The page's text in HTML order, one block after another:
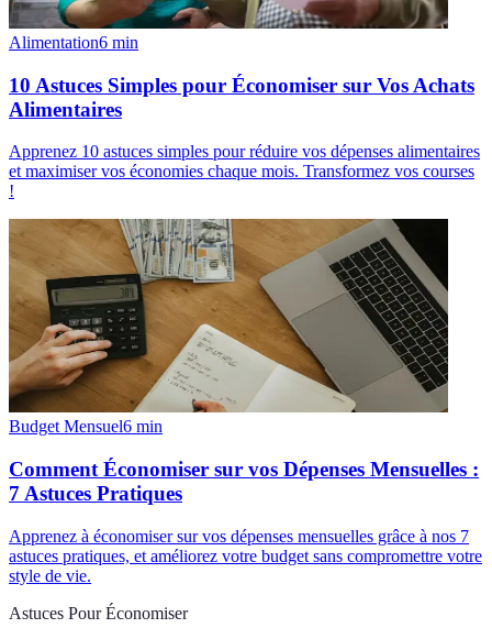
Alimentation6 min
10 Astuces Simples pour Économiser sur Vos Achats
Alimentaires
Apprenez 10 astuces simples pour réduire vos dépenses alimentaires
et maximiser vos économies chaque mois. Transformez vos courses
!
Budget Mensuel6 min
Comment Économiser sur vos Dépenses Mensuelles :
7 Astuces Pratiques
Apprenez à économiser sur vos dépenses mensuelles grâce à nos 7
astuces pratiques, et améliorez votre budget sans compromettre votre
style de vie.
Astuces Pour Économiser